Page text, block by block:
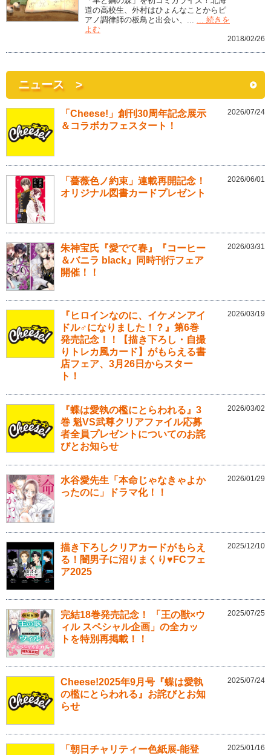
道の高校生、外村はひょんなことからピ
アノ調律師の板鳥と出会い、...
... 続きを
よむ
2018/02/26
ニュース >
「Cheese!」創刊30周年記念展示
＆コラボカフェスタート！
2026/07/24
「薔薇色ノ約束」連載再開記念！
オリジナル図書カードプレゼント
2026/06/01
朱神宝氏『愛でて春』『コーヒー
＆バニラ black』同時刊行フェア
開催！！
2026/03/31
『ヒロインなのに、イケメンアイ
ドル♂になりました！？』第6巻
発売記念！！【描き下ろし・自撮
りトレカ風カード】がもらえる書
店フェア、3月26日からスター
ト！
2026/03/19
『蝶は愛執の檻にとらわれる』3
巻 魁VS武尊クリアファイル応募
者全員プレゼントについてのお詫
びとお知らせ
2026/03/02
水谷愛先生「本命じゃなきゃよか
ったのに」ドラマ化！！
2026/01/29
描き下ろしクリアカードがもらえ
る！闇男子に沼りまくり♥FCフェ
ア2025
2025/12/10
完結18巻発売記念！ 「王の獣×ウ
ィル スペシャル企画」の全カッ
トを特別再掲載！！
2025/07/25
Cheese!2025年9月号『蝶は愛執
の檻にとらわれる』お詫びとお知
らせ
2025/07/24
「朝日チャリティー色紙展-能登
2025/01/16